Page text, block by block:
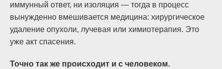
иммунный ответ, ни изоляция — тогда в процесс
вынужденно вмешивается медицина: хирургическое
удаление опухоли, лучевая или химиотерапия. Это
уже акт спасения.
Точно так же происходит и с человеком.